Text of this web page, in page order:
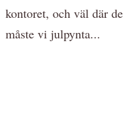
kontoret, och väl där
måste vi julpynta...